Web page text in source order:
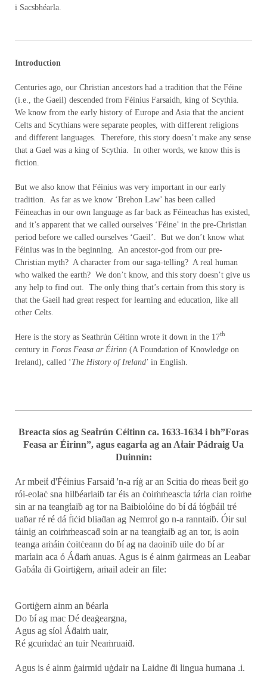
i Sacsbhéarla.
Introduction
Centuries ago, our Christian ancestors had a tradition that the Féine
(i.e., the Gaeil) descended from Féinius Farsaidh, king of Scythia.
We know from the early history of Europe and Asia that the ancient
Celts and Scythians were separate peoples, with different religions
and different languages. Therefore, this story doesn’t make any sense
that a Gael was a king of Scythia. In other words, we know this is
fiction.
But we also know that Féinius was very important in our early
tradition. As far as we know ‘Brehon Law’ has been called
Féineachas in our own language as far back as Féineachas has existed,
and it’s apparent that we called ourselves ‘Féine’ in the pre-Christian
period before we called ourselves ‘Gaeil’. But we don’t know what
Féinius was in the beginning. An ancestor-god from our pre-
Christian myth? A character from our saga-telling? A real human
who walked the earth? We don’t know, and this story doesn’t give us
any help to find out. The only thing that’s certain from this story is
that the Gaeil had great respect for learning and education, like all
other Celts.
Here is the story as Seathrún Céitinn wrote it down in the 17th
century in Foras Feasa ar Éirinn (A Foundation of Knowledge on
Ireland), called ‘The History of Ireland’ in English.
Breacta síos ag Seaṫrún Céitinn ca. 1633-1634 i bh”Foras
Feasa ar Éirinn”, agus eagarṫa ag an Aṫair Pádraig Ua
Duinnín:
Ar mbeiṫ d'Ḟéinius Farsaiḋ 'n-a ríġ ar an Scitia do ṁeas ḃeiṫ go
rói-eolaċ sna hilḃéarlaiḃ tar éis an ċoiṁṁeascṫa tárla cian roiṁe
sin ar na teangṫaiḃ ag tor na Baibiolóine do ḃí dá ṫógḃáil tré
uaḃar ré ré dá ḟiċid bliaḋan ag Nemroṫ go n-a ranntaiḃ. Óir sul
táinig an coiṁṁeascaḋ soin ar na teangṫaiḃ ag an tor, is aoin
teanga aṁáin ċoitċeann do ḃí ag na daoiniḃ uile do ḃí ar
marṫain aca ó Áḋaṁ anuas. Agus is é ainm ġairmeas an Leaḃar
Gaḃála ḋi Goirtiġern, aṁail adeir an file:
Gortiġern ainm an ḃéarla
Do ḃí ag mac Dé deaġeargna,
Agus ag síol Áḋaiṁ uair,
Ré gcuṁdaċ an tuir Neaṁruaiḋ.
Agus is é ainm ġairmid uġdair na Laidne ḋi lingua humana .i.